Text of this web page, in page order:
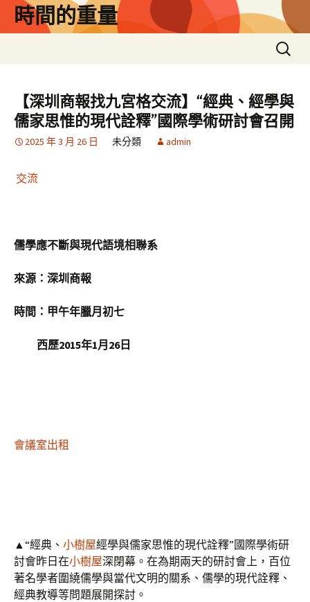
時間的重量
搜
尋
鍵
字:
【深圳商報找九宮格交流】“經典、經學與
儒家思惟的現代詮釋”國際學術研討會召開
2025 年 3 月 26 日 未分類 admin
交流
儒學應不斷與現代語境相聯系
來源：深圳商報
時間：甲午年臘月初七
西歷2015年1月26日
會議室出租
▲“經典、 小樹屋經學與儒家思惟的現代詮釋”國際學術研
討會昨日在小樹屋深閉幕。在為期兩天的研討會上，百位
著名學者圍繞儒學與當代文明的關系、儒學的現代詮釋、
經典教導等問題展開探討。